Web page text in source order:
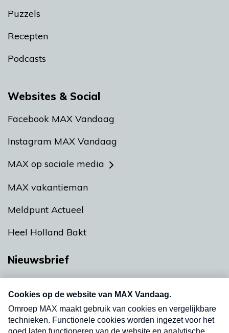
Puzzels
Recepten
Podcasts
Websites & Social
Facebook MAX Vandaag
Instagram MAX Vandaag
MAX op sociale media
MAX vakantieman
Meldpunt Actueel
Heel Holland Bakt
Nieuwsbrief
nieuwsbrief. Elke vrijdag- en dinsdagochtend in
uw mailbox.